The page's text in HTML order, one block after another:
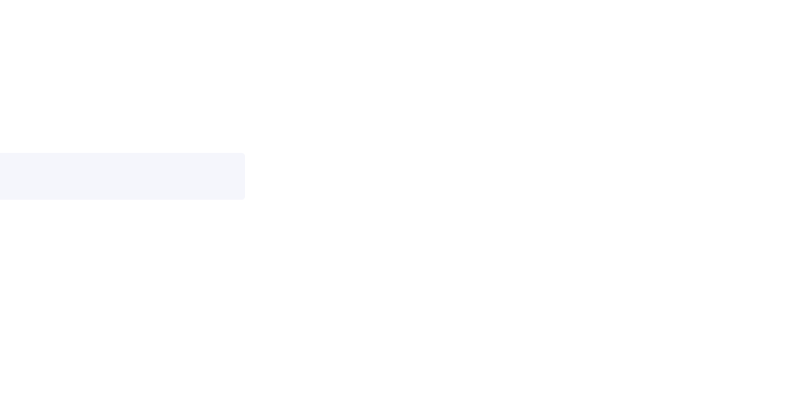
при применении топирамата как у взрослых, так и у детей.
меры, направленные на понижение внутриглазного давления.
в анамнезе необходимо оценить отношение ожидаемой пользы к
со зрением во время приема топирамата следует рассмотреть
не связанный с дефицитом анионов, метаболический ацидоз
нормального уровня при отсутствии респираторного алкалоза).
или умеренное (среднее значение составляет 4 ммоль/л при
около 6 мг в день на кг массы тела при использовании в педиатрической
концентрации гидрокарбонатов ниже уровня 10 ммоль/л. Некоторые
в конечностях*. Со стороны почек и мочевыделительной
– конкременты в моче, гематурия, недержание мочи, частые позывы к
кожный зуд; нечасто – ангидроз, гипестезия кожи лица,
макулярная сыпь, нарушение пигментации кожи, высыпания, отек лица;
запах кожи, синдром Стивенса- Джонсона*; очень редко –
массы тела*, повышение температуры тела; нечасто –
в дозе
AUC последнего на 18%. У пациентов с биполярным расстройством
топирамата и препаратов лития следует контролировать
проведенные с однократным и многократным приемом топирамата
снижается соответственно на 16% и 33%. Тем не менее, различия в
и 9-гидроксирисперидона) изменялась незначительно,
изменений системного воздействия рисперидона/9-
топирамата к терапии рисперидоном (1-6 мг/сут)
к рисперидону являлись: сонливость (27% и 12%), парестезии (22% и
на здоровых добровольцах при раздельном и одновременном
Количество каждого метаболита не превышает 3% от общей
активностью.
(не менее
66% неизмененного 14С-топирамата. После приема 50 и 100 мг
исследования на крысах при одновременном введении пробенецида -
концентраций, т.е. имеет предсказуемую фармакокинетику.
400 мг фармакокинетика топирамата линейна, плазменный клиренс
почек составляет 4-8 дней. Средняя Cmax после многократного
мкг/мл. Средний плазменный период полувыведения после
два раза в день с фенитоином или карбамазепином концентрация